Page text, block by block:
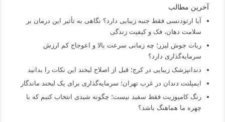
آخرین مطالب
آیا ارتودنسی فقط جنبه زیبایی دارد؟ نگاهی به تأثیر این درمان بر
سلامت دهان، فک و کیفیت زندگی
ربات جوش لیزر؛ چه زمانی سرعت بالا و اعوجاج کم ارزش
سرمایه‌گذاری دارد؟
دندانپزشک زیبایی در کرج؛ قبل از اصلاح لبخند این نکات را بدانید
ایمپلنت دندان در غرب تهران؛ سرمایه‌گذاری برای یک لبخند ماندگار
رنگ کامپوزیت فقط سفید نیست؛ چگونه شیدی انتخاب کنیم که با
چهره ما هماهنگ باشد؟